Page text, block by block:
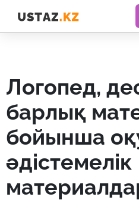
логопед, дефектолог
барлық
бойынша
әдістемелік